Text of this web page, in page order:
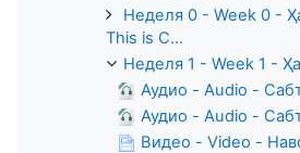
Неделя 0 - Week 0 -
This is C...
Неделя 1 - Week 1 -
Аудио - Audio -
Аудио - Audio -
Видео - Video -